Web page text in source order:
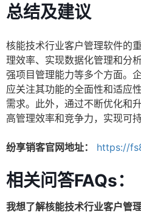
总结及建议
核能技术行业客户管理软件的
理效率、实现数据化管理和分
强项目管理能力等多个方面。
应关注其功能的全面性和适应
需求。此外，通过不断优化和
高管理效率和竞争力，实现可持
纷享销客官网地址： https://
相关问答FAQs：
我想了解核能技术行业客户管